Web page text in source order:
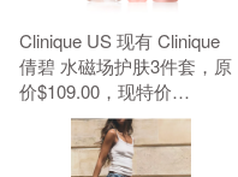
Clinique US 现有 Clinique
倩碧 水磁场护肤3件套，原
价$109.00，现特价
$91.00（约615.66元）。 无
需使用优惠码。